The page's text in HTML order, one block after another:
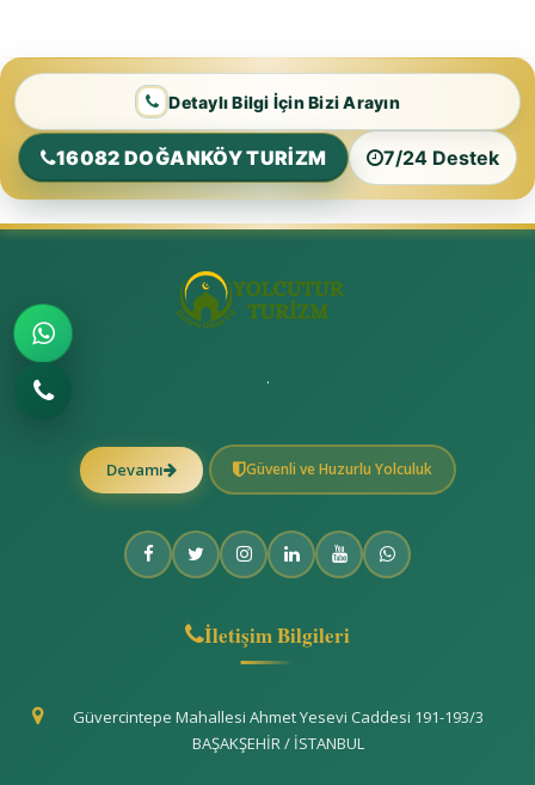
Detaylı Bilgi İçin Bizi Arayın
16082 DOĞANKÖY TURİZM 7/24 Destek
.
Devamı Güvenli ve Huzurlu Yolculuk
İletişim Bilgileri
Güvercintepe Mahallesi Ahmet Yesevi Caddesi 191-193/3
BAŞAKŞEHİR / İSTANBUL